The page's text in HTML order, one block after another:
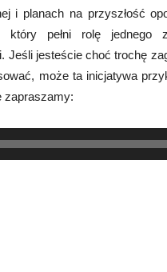
i planach na przyszłość
który pełni rolę jednego
Jeśli jesteście choć trochę
może ta inicjatywa
zapraszamy: